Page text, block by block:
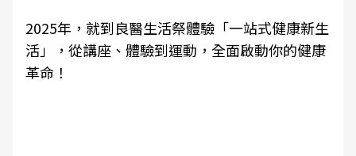
2025年，就到良醫生活祭體驗「一站式健康新生
活」，從講座、體驗到運動，全面啟動你的健康
革命！